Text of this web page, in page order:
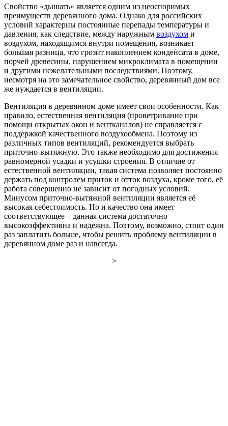
Свойство «дышать» является одним из неоспоримых
преимуществ деревянного дома. Однако для российских
условий характерны постоянные перепады температуры и
давления, как следствие, между наружным воздухом и
воздухом, находящимся внутри помещения, возникает
большая разница, что грозит накоплением конденсата в доме,
порчей древесины, нарушением микроклимата в помещении
и другими нежелательными последствиями. Поэтому,
несмотря на это замечательное свойство, деревянный дом все
же нуждается в вентиляции.
Вентиляция в деревянном доме имеет свои особенности. Как
правило, естественная вентиляция (проветривание при
помощи открытых окон и вентканалов) не справляется с
поддержкой качественного воздухообмена. Поэтому из
различных типов вентиляций, рекомендуется выбрать
приточно-вытяжную. Это также необходимо для достижения
равномерной усадки и усушки строения. В отличие от
естественной вентиляции, такая система позволяет постоянно
держать под контролем приток и отток воздуха, кроме того, её
работа совершенно не зависит от погодных условий.
Минусом приточно-вытяжной вентиляции является её
высокая себестоимость. Но и качество она имеет
соответствующее – данная система достаточно
высокоэффективна и надежна. Поэтому, возможно, стоит один
раз заплатить больше, чтобы решить проблему вентиляции в
деревянном доме раз и навсегда.
>